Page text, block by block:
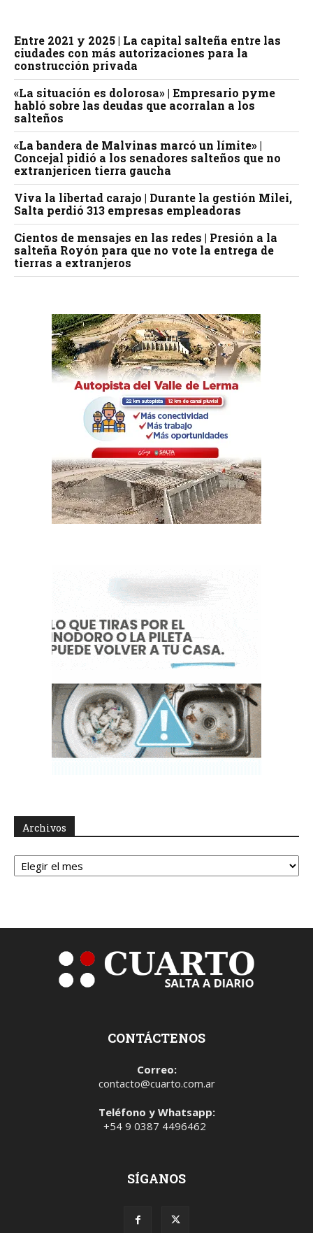
Entre 2021 y 2025 | La capital salteña entre las
ciudades con más autorizaciones para la
construcción privada
«La situación es dolorosa» | Empresario pyme
habló sobre las deudas que acorralan a los
salteños
«La bandera de Malvinas marcó un límite» |
Concejal pidió a los senadores salteños que no
extranjericen tierra gaucha
Viva la libertad carajo | Durante la gestión Milei,
Salta perdió 313 empresas empleadoras
Cientos de mensajes en las redes | Presión a la
salteña Royón para que no vote la entrega de
tierras a extranjeros
Archivos
Archivos
CONTÁCTENOS
Correo:
contacto@cuarto.com.ar
Teléfono y Whatsapp:
+54 9 0387 4496462
SÍGANOS